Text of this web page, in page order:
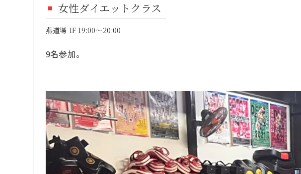
女性ダイエットクラス
燕道場 1F 19:00～20:00
9名参加。